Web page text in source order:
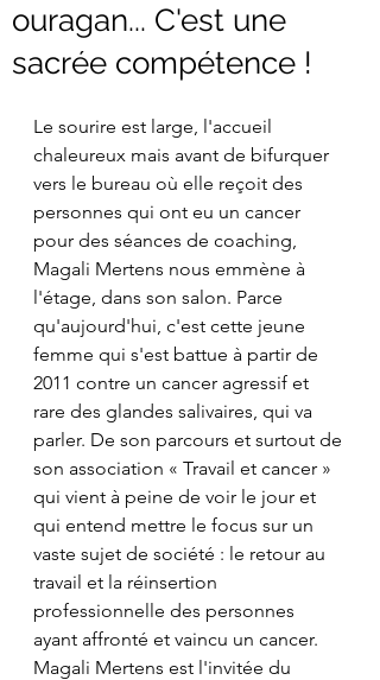
ouragan... C'est une
sacrée compétence !
Le sourire est large, l'accueil
chaleureux mais avant de bifurquer
vers le bureau où elle reçoit des
personnes qui ont eu un cancer
pour des séances de coaching,
Magali Mertens nous emmène à
l'étage, dans son salon. Parce
qu'aujourd'hui, c'est cette jeune
femme qui s'est battue à partir de
2011 contre un cancer agressif et
rare des glandes salivaires, qui va
parler. De son parcours et surtout de
son association « Travail et cancer »
qui vient à peine de voir le jour et
qui entend mettre le focus sur un
vaste sujet de société : le retour au
travail et la réinsertion
professionnelle des personnes
ayant affronté et vaincu un cancer.
Magali Mertens est l'invitée du